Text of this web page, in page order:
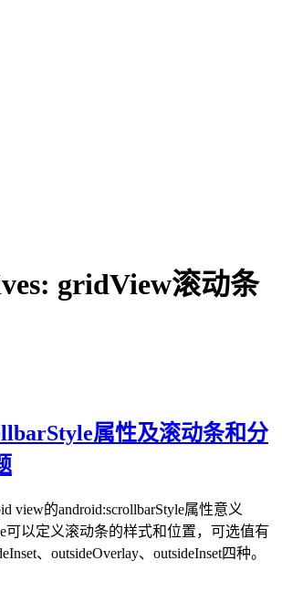
gridView滚动条
属性及滚动条和分
view的android:scrollbarStyle属性意义
可以定义滚动条的样式和位置，可选值有
、outsideOverlay、outsideInset四种。